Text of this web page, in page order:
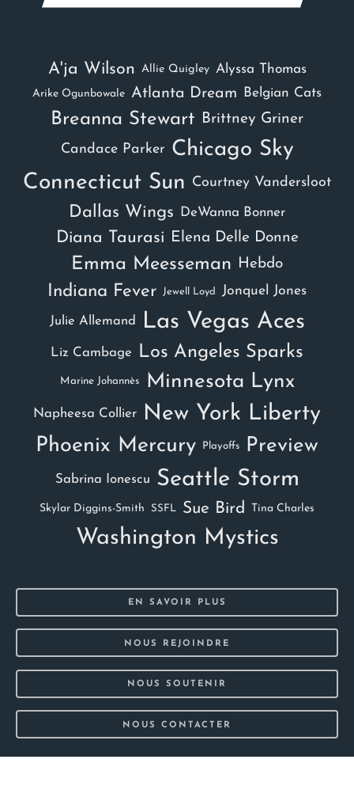
A'ja Wilson Allie Quigley Alyssa Thomas
Arike Ogunbowale Atlanta Dream Belgian Cats
Breanna Stewart Brittney Griner
Candace Parker Chicago Sky
Connecticut Sun
Courtney Vandersloot
Dallas Wings DeWanna Bonner
Diana Taurasi Elena Delle Donne
Emma Meesseman Hebdo
Indiana Fever Jewell Loyd Jonquel Jones
Julie Allemand Las Vegas Aces
Liz Cambage Los Angeles Sparks
Marine Johannès Minnesota Lynx
Napheesa Collier New York Liberty
Phoenix Mercury Playoffs Preview
Sabrina Ionescu Seattle Storm
Skylar Diggins-Smith SSFL Sue Bird Tina Charles
Washington Mystics
EN SAVOIR PLUS
NOUS REJOINDRE
NOUS SOUTENIR
NOUS CONTACTER